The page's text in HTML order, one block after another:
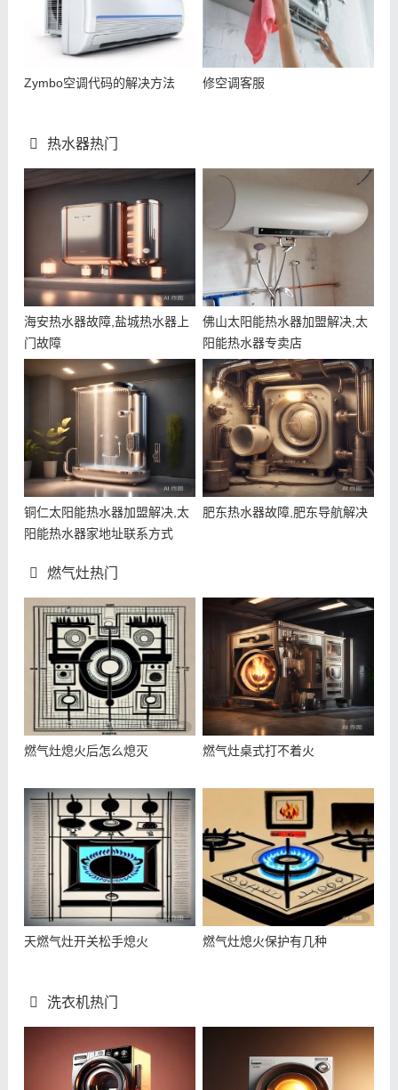
Zymbo空调代码的解决方法 修空调客服
热水器热门
海安热水器故障,盐城热水器上
门故障
佛山太阳能热水器加盟解决,太
阳能热水器专卖店
铜仁太阳能热水器加盟解决,太
阳能热水器家地址联系方式
肥东热水器故障,肥东导航解决
燃气灶热门
燃气灶熄火后怎么熄灭 燃气灶桌式打不着火
天燃气灶开关松手熄火 燃气灶熄火保护有几种
洗衣机热门